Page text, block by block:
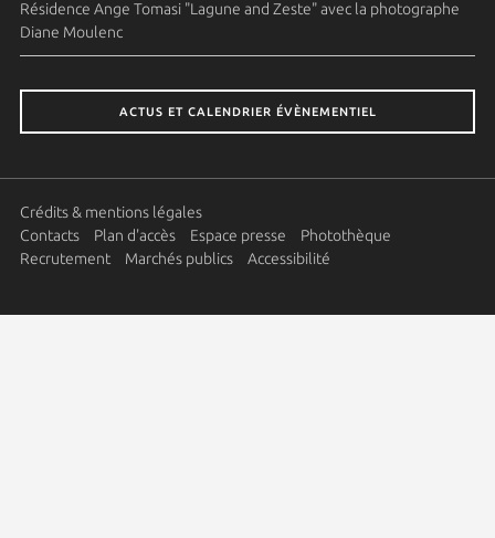
Résidence Ange Tomasi "Lagune and Zeste" avec la photographe
Diane Moulenc
ACTUS ET CALENDRIER ÉVÈNEMENTIEL
Crédits & mentions légales
Contacts
Plan d'accès Espace presse
Photothèque
Recrutement
Marchés publics Accessibilité